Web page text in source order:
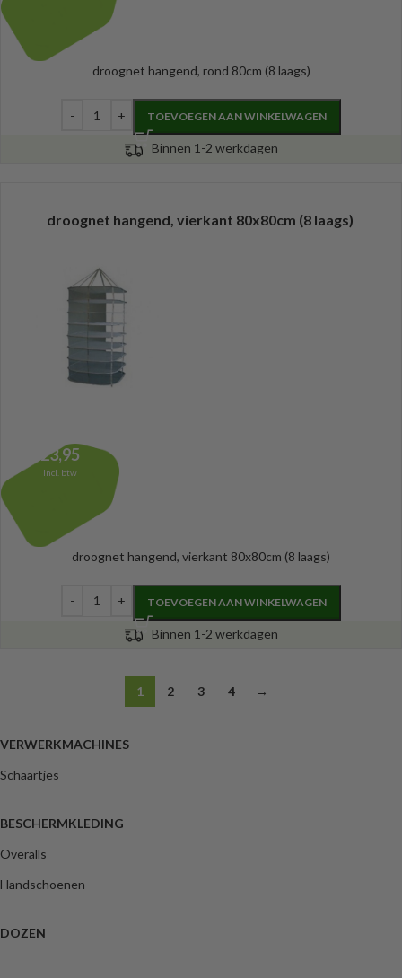
droognet hangend, rond 80cm (8 laags)
TOEVOEGEN AAN WINKELWAGEN
Binnen 1-2 werkdagen
droognet hangend, vierkant 80x80cm (8 laags)
23,95
Incl. btw
droognet hangend, vierkant 80x80cm (8 laags)
TOEVOEGEN AAN WINKELWAGEN
Binnen 1-2 werkdagen
1 2 3 4 →
VERWERKMACHINES
Schaartjes
BESCHERMKLEDING
Overalls
Handschoenen
DOZEN